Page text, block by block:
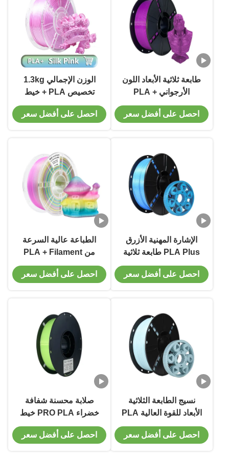
طابعة ثلاثية الأبعاد اللون
الأرجواني PLA +
Filament صلابة قوية
للطباعة 21 * 21 * 7cmاحصل على أفضل سعر
الوزن الإجمالي 1.3kg
تخصيص PLA + خيط
للطابعة ثلاثية الأبعاد
1.75mm الحرير الوردي
احصل على أفضل سعر
الإشارة المهنية الأزرق
PLA Plus طابعة ثلاثية
الأبعاد الخيط الصلبة
والمقاومة للطبع
احصل على أفضل سعر
الطباعة عالية السرعة
من PLA + Filament
330M شفاف قوس قزح
3D طباعة الخيط
احصل على أفضل سعر
نسيج الطابعة الثلاثية
الأبعاد للقوة العالية PLA
+ النعناع الأخضر نسيج
الطابعة الثلاثية الأبعاد
احصل على أفضل سعر
صلابة محسنة شفافة
خضراء PRO PLA خيط
طابعة 3D المهنية للطباعة
3D
احصل على أفضل سعر